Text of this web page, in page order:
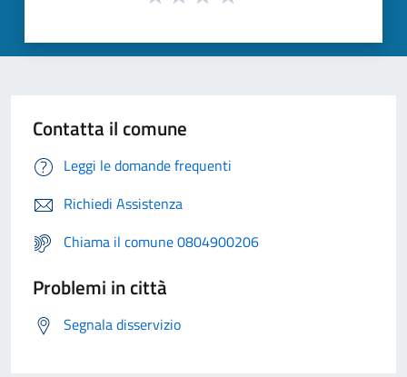
Contatta il comune
Leggi le domande frequenti
Richiedi Assistenza
Chiama il comune 0804900206
Problemi in città
Segnala disservizio